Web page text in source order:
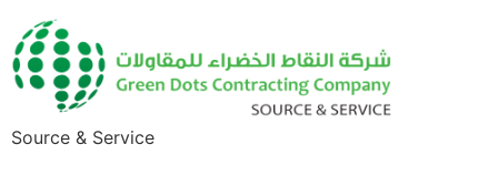
Source & Service